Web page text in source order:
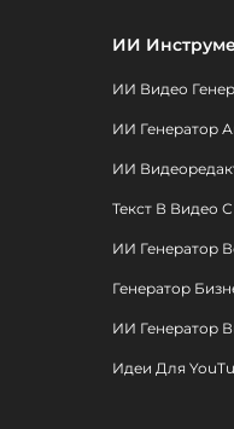
ИИ
ИИ Видео
ИИ Генератор
ИИ
Текст В Видео
ИИ Генератор
Генератор
ИИ Генератор
Идеи Для